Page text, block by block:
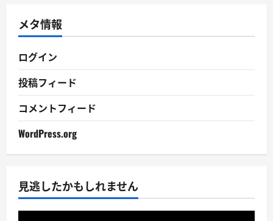
ブ
メタ情報
ログイン
投稿フィード
コメントフィード
WordPress.org
見逃したかもしれません